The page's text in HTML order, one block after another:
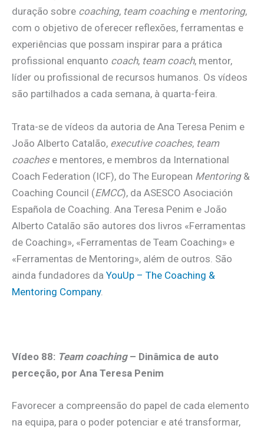
duração sobre coaching, team coachinge mentoring,
com o objetivo de oferecer reflexões, ferramentas e
experiências que possam inspirar para a prática
profissional enquanto coach, team coach, mentor,
líder ou profissional de recursos humanos. Os vídeos
são partilhados a cada semana, à quarta-feira.
Trata-se de vídeos da autoria de Ana Teresa Penim e
João Alberto Catalão, executive coaches, team
coachese mentores, e membros da International
Coach Federation (ICF), do The European Mentoring&
Coaching Council (EMCC), da ASESCO Asociación
Española de Coaching. Ana Teresa Penim e João
Alberto Catalão são autores dos livros «Ferramentas
de Coaching», «Ferramentas de Team Coaching» e
«Ferramentas de Mentoring», além de outros. São
ainda fundadores da YouUp – The Coaching &
Mentoring Company.
Vídeo 88: Team coaching– Dinâmica de auto
perceção, por Ana Teresa Penim
Favorecer a compreensão do papel de cada elemento
na equipa, para o poder potenciar e até transformar,